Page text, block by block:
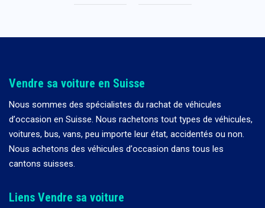
Vendre sa voiture en Suisse
Nous sommes des spécialistes du rachat de véhicules
d’occasion en Suisse. Nous rachetons tout types de véhicules,
voitures, bus, vans, peu importe leur état, accidentés ou non.
Nous achetons des véhicules d’occasion dans tous les
cantons suisses.
Liens Vendre sa voiture